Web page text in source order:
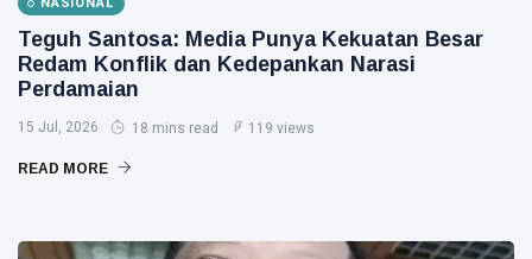
Teguh Santosa: Media Punya Kekuatan Besar
Redam Konflik dan Kedepankan Narasi
Perdamaian
15 Jul, 2026 18 mins read 119 views
READ MORE